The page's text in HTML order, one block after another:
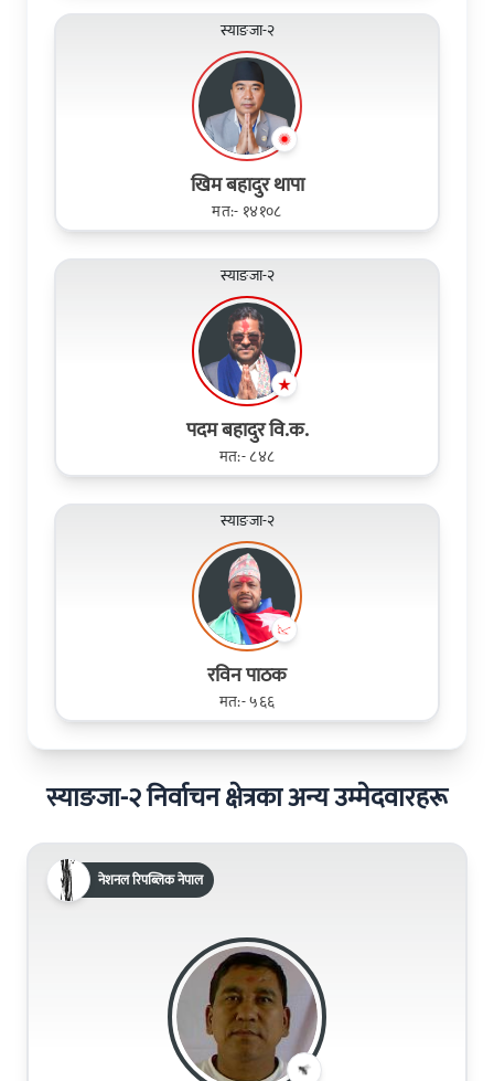
स्याङजा-२
खिम बहादुर थापा
मत:- १४१०८
स्याङजा-२
पदम बहादुर वि.क.
मत:- ८४८
स्याङजा-२
रविन पाठक
मत:- ५६६
स्याङजा-२ निर्वाचन क्षेत्रका अन्य उम्मेदवारहरू
नेशनल रिपब्लिक नेपाल